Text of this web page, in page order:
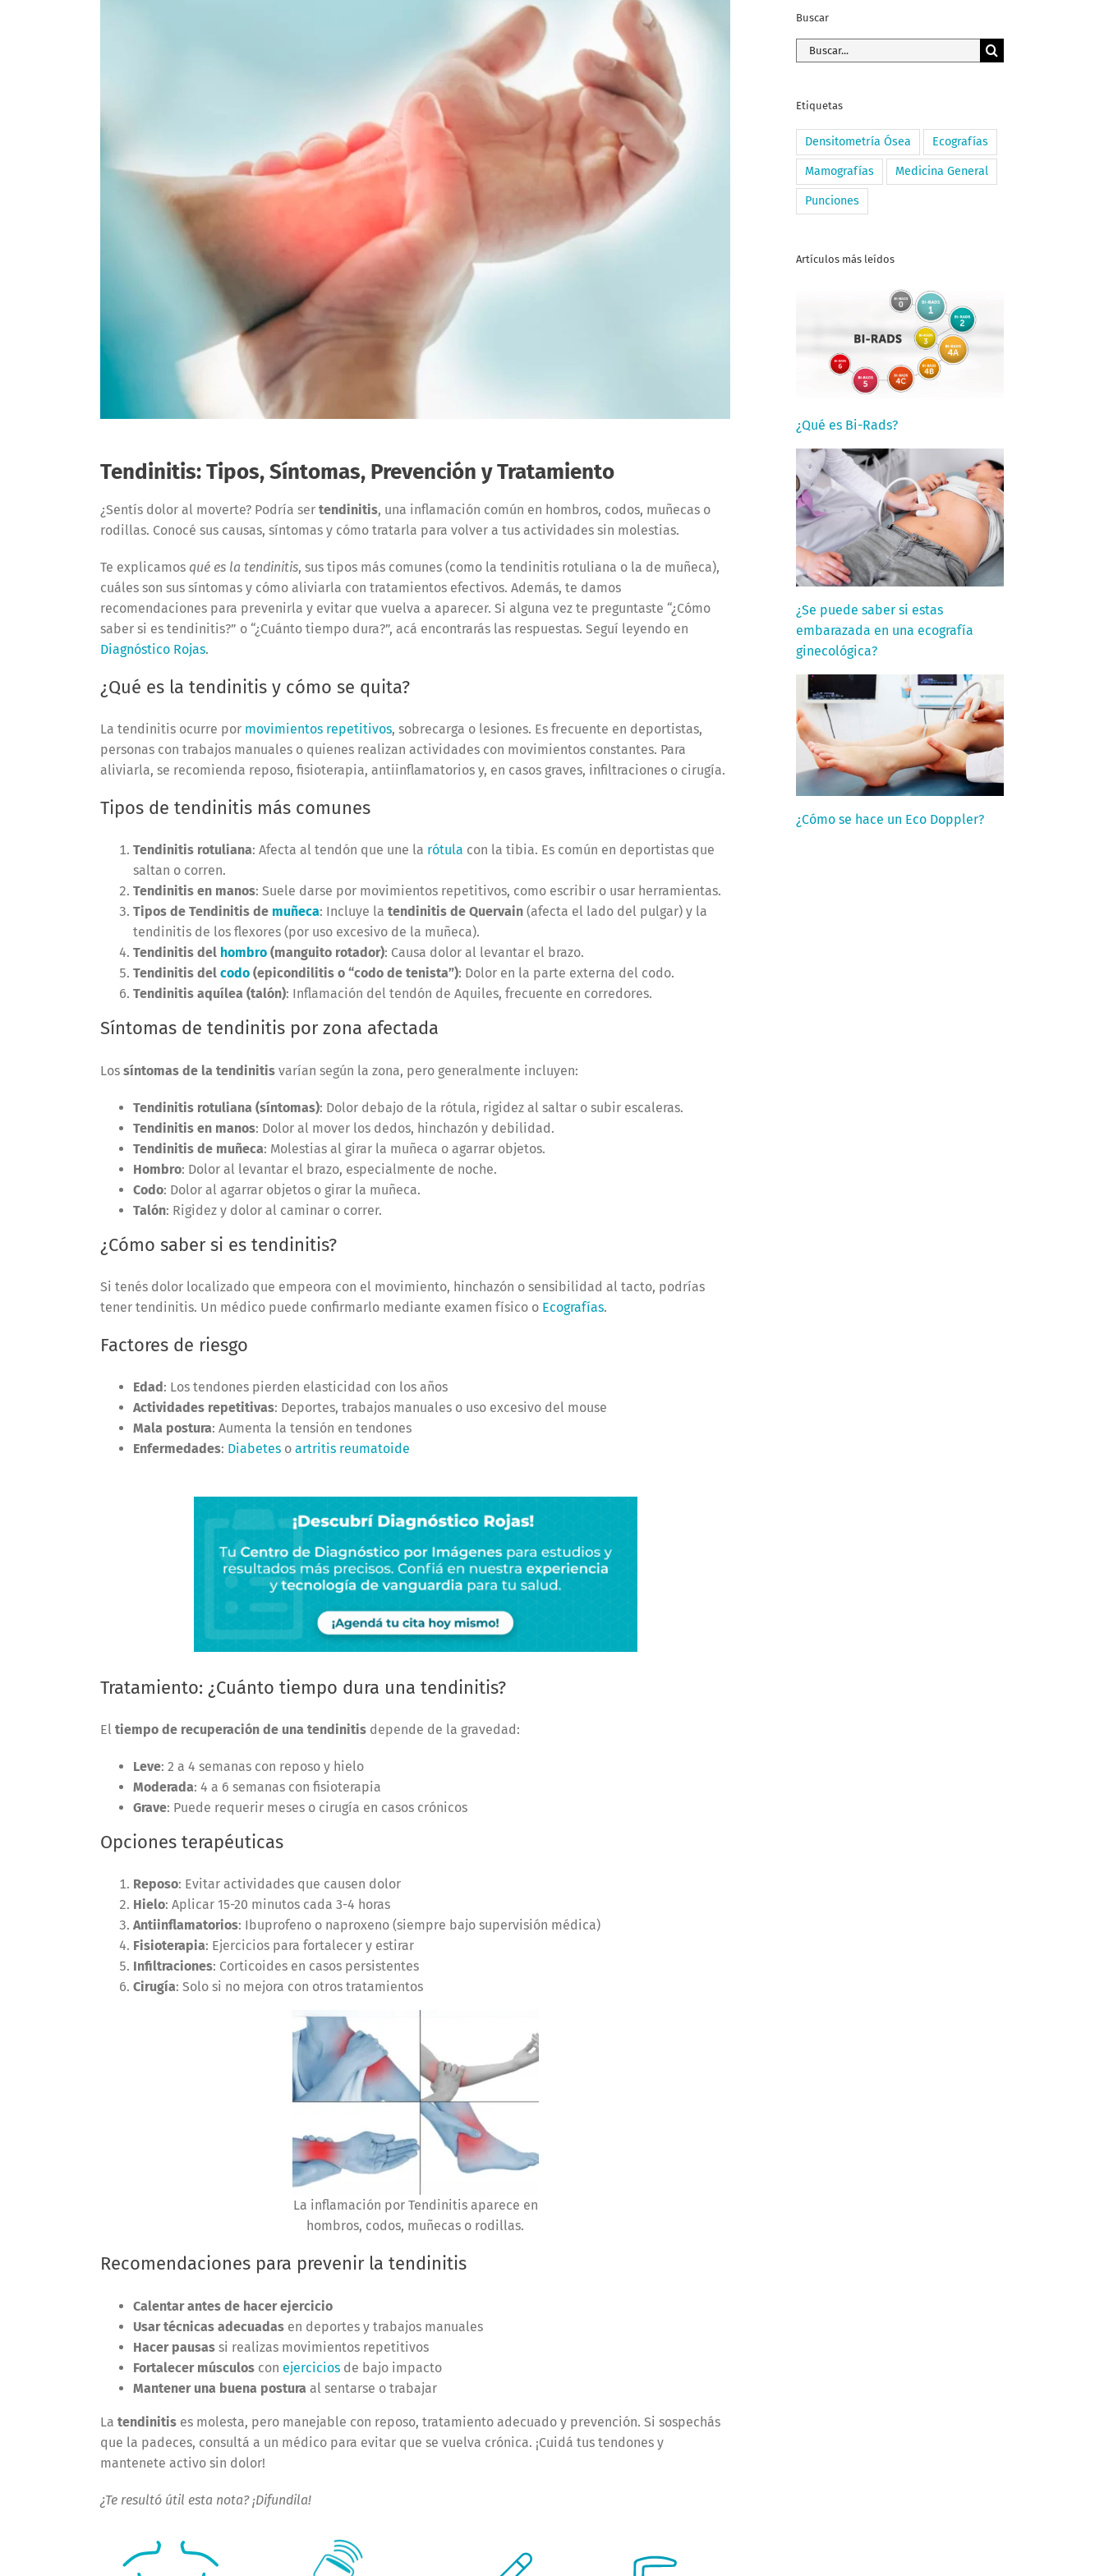
Tendinitis: Tipos, Síntomas, Prevención y Tratamiento
¿Sentís dolor al moverte? Podría ser tendinitis, una inflamación común en hombros, codos, muñecas o
rodillas. Conocé sus causas, síntomas y cómo tratarla para volver a tus actividades sin molestias.
Te explicamos qué es la tendinitis, sus tipos más comunes (como la tendinitis rotuliana o la de muñeca),
cuáles son sus síntomas y cómo aliviarla con tratamientos efectivos. Además, te damos
recomendaciones para prevenirla y evitar que vuelva a aparecer. Si alguna vez te preguntaste “¿Cómo
saber si es tendinitis?” o “¿Cuánto tiempo dura?”, acá encontrarás las respuestas. Seguí leyendo en
Diagnóstico Rojas.
¿Qué es la tendinitis y cómo se quita?
La tendinitis ocurre por movimientos repetitivos, sobrecarga o lesiones. Es frecuente en deportistas,
personas con trabajos manuales o quienes realizan actividades con movimientos constantes. Para
aliviarla, se recomienda reposo, fisioterapia, antiinflamatorios y, en casos graves, infiltraciones o cirugía.
Tipos de tendinitis más comunes
Tendinitis rotuliana: Afecta al tendón que une la rótula con la tibia. Es común en deportistas que
saltan o corren.
Tendinitis en manos: Suele darse por movimientos repetitivos, como escribir o usar herramientas.
Tipos de Tendinitis de muñeca: Incluye la tendinitis de Quervain(afecta el lado del pulgar) y la
tendinitis de los flexores (por uso excesivo de la muñeca).
Tendinitis del hombro(manguito rotador): Causa dolor al levantar el brazo.
Tendinitis del codo(epicondilitis o “codo de tenista”): Dolor en la parte externa del codo.
Tendinitis aquílea (talón): Inflamación del tendón de Aquiles, frecuente en corredores.
Síntomas de tendinitis por zona afectada
Los síntomas de la tendinitisvarían según la zona, pero generalmente incluyen:
Tendinitis rotuliana (síntomas): Dolor debajo de la rótula, rigidez al saltar o subir escaleras.
Tendinitis en manos: Dolor al mover los dedos, hinchazón y debilidad.
Tendinitis de muñeca: Molestias al girar la muñeca o agarrar objetos.
Hombro: Dolor al levantar el brazo, especialmente de noche.
Codo: Dolor al agarrar objetos o girar la muñeca.
Talón: Rigidez y dolor al caminar o correr.
¿Cómo saber si es tendinitis?
Si tenés dolor localizado que empeora con el movimiento, hinchazón o sensibilidad al tacto, podrías
tener tendinitis. Un médico puede confirmarlo mediante examen físico o Ecografías.
Factores de riesgo
Edad: Los tendones pierden elasticidad con los años
Actividades repetitivas: Deportes, trabajos manuales o uso excesivo del mouse
Mala postura: Aumenta la tensión en tendones
Enfermedades: Diabeteso artritis reumatoide
Tratamiento: ¿Cuánto tiempo dura una tendinitis?
El tiempo de recuperación de una tendinitisdepende de la gravedad:
Leve: 2 a 4 semanas con reposo y hielo
Moderada: 4 a 6 semanas con fisioterapia
Grave: Puede requerir meses o cirugía en casos crónicos
Opciones terapéuticas
Reposo: Evitar actividades que causen dolor
Hielo: Aplicar 15-20 minutos cada 3-4 horas
Antiinflamatorios: Ibuprofeno o naproxeno (siempre bajo supervisión médica)
Fisioterapia: Ejercicios para fortalecer y estirar
Infiltraciones: Corticoides en casos persistentes
Cirugía: Solo si no mejora con otros tratamientos
La inflamación por Tendinitis aparece en
hombros, codos, muñecas o rodillas.
Recomendaciones para prevenir la tendinitis
Calentar antes de hacer ejercicio
Usar técnicas adecuadasen deportes y trabajos manuales
Hacer pausassi realizas movimientos repetitivos
Fortalecer músculoscon ejerciciosde bajo impacto
Mantener una buena posturaal sentarse o trabajar
La tendinitises molesta, pero manejable con reposo, tratamiento adecuado y prevención. Si sospechás
que la padeces, consultá a un médico para evitar que se vuelva crónica. ¡Cuidá tus tendones y
mantenete activo sin dolor!
¿Te resultó útil esta nota? ¡Difundila!
Buscar
Buscar:
Etiquetas
Densitometría Ósea Ecografías
Mamografías Medicina General
Punciones
Artículos más leídos
¿Qué es Bi-Rads?
¿Se puede saber si estas
embarazada en una ecografía
ginecológica?
¿Cómo se hace un Eco Doppler?